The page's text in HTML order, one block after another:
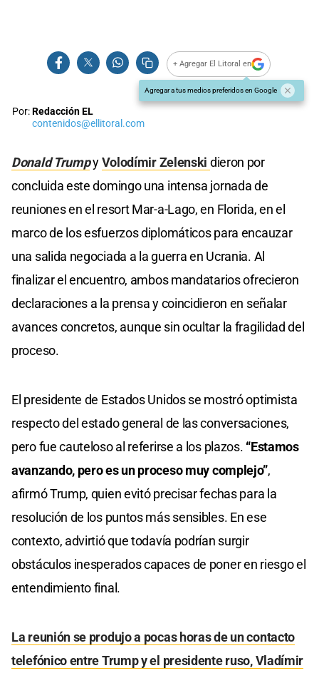
+ Agregar El Litoral en
Agregar a tus medios preferidos en Google
Por:Redacción EL
contenidos@ellitoral.com
Donald TrumpyVolodímir Zelenski dieron por
concluida este domingo una intensa jornada de
reuniones en el resort Mar-a-Lago, en Florida, en el
marco de los esfuerzos diplomáticos para encauzar
una salida negociada a la guerra en Ucrania. Al
finalizar el encuentro, ambos mandatarios ofrecieron
declaraciones a la prensa y coincidieron en señalar
avances concretos, aunque sin ocultar la fragilidad del
proceso.
El presidente de Estados Unidos se mostró optimista
respecto del estado general de las conversaciones,
pero fue cauteloso al referirse a los plazos. “Estamos
avanzando, pero es un proceso muy complejo”,
afirmó Trump, quien evitó precisar fechas para la
resolución de los puntos más sensibles. En ese
contexto, advirtió que todavía podrían surgir
obstáculos inesperados capaces de poner en riesgo el
entendimiento final.
La reunión se produjo a pocas horas de un contacto
telefónico entre Trump y el presidente ruso, Vladímir